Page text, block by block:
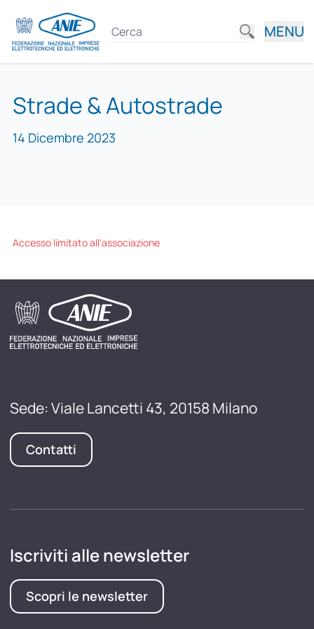
MENU
Strade & Autostrade
14 Dicembre 2023
Accesso limitato all'associazione
Sede: Viale Lancetti 43, 20158 Milano
Contatti
Iscriviti alle newsletter
Scopri le newsletter